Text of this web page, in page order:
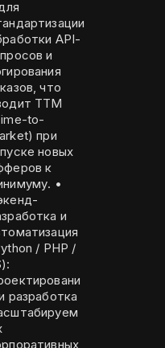
API-
и
что
TTM
to-
при
новых
к
•
и
/ PHP /
разработка